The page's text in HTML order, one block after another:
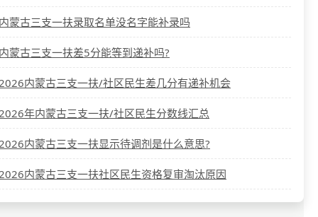
蒙古三支一扶录取名单没名字能补录吗
蒙古三支一扶差5分能等到递补吗?
内蒙古三支一扶/社区民生差几分有递补机会
年内蒙古三支一扶/社区民生分数线汇总
内蒙古三支一扶显示待调剂是什么意思?
内蒙古三支一扶社区民生资格复审淘汰原因